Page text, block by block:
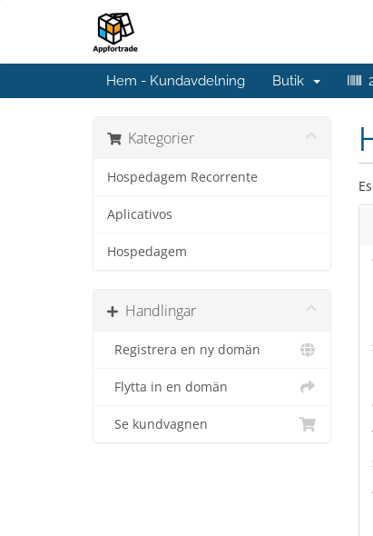
Hem - Kundavdelning Butik
Kategorier
Hospedagem Recorrente
Aplicativos
Hospedagem
Handlingar
Registrera en ny domän
Flytta in en domän
Se kundvagnen